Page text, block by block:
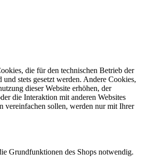
die für den technischen Betrieb der
stets gesetzt werden. Andere Cookies,
dieser Website erhöhen, der
die Interaktion mit anderen Websites
vereinfachen sollen, werden nur mit Ihrer
Grundfunktionen des Shops notwendig.